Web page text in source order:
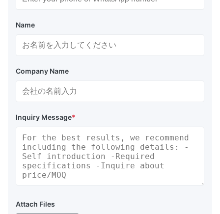
Name
Company Name
Inquiry Message*
Attach Files